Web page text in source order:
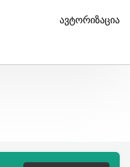
ავტორიზაცია